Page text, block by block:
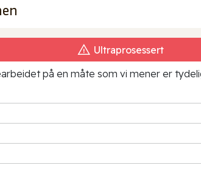
Ultraprosessert
på en måte som vi mener er